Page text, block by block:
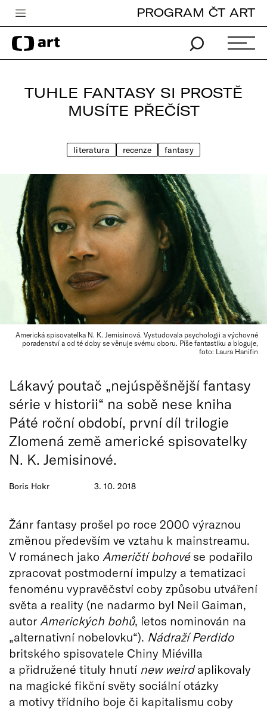
Česká televize
Zpravodajství
Vše o ČT
PROGRAM ČT ART
TUHLE FANTASY SI PROSTĚ
MUSÍTE PŘEČÍST
literatura recenze fantasy
Americká spisovatelka N. K. Jemisinová. Vystudovala psychologii a výchovné
poradenství a od té doby se věnuje svému oboru. Píše fantastiku a bloguje,
foto: Laura Hanifin
Boris Hokr 3. 10. 2018
Lákavý poutač „nejúspěšnější fantasy
série v historii“ na sobě nese kniha
Páté roční období, první díl trilogie
Zlomená země americké spisovatelky
N. K. Jemisinové.
Žánr fantasy prošel po roce 2000 výraznou
změnou především ve vztahu k mainstreamu.
V románech jako Američtí bohovése podařilo
zpracovat postmoderní impulzy a tematizaci
fenoménu vypravěčství coby způsobu utváření
světa a reality (ne nadarmo byl Neil Gaiman,
autor Amerických bohů, letos nominován na
„alternativní nobelovku“). Nádraží Perdido
britského spisovatele Chiny Miévilla
a přidružené tituly hnutí new weirdaplikovaly
na magické fikční světy sociální otázky
a motivy třídního boje či kapitalismu coby